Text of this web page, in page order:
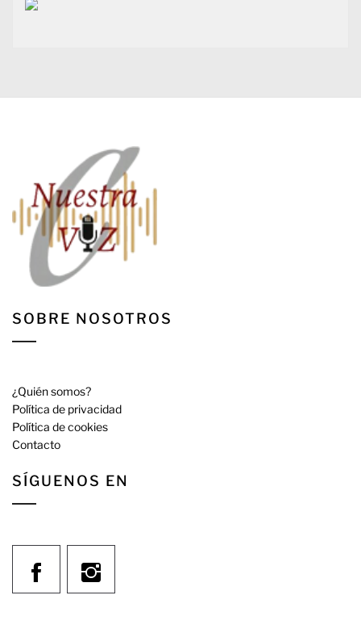
SOBRE NOSOTROS
¿Quién somos?
Política de privacidad
Política de cookies
Contacto
SÍGUENOS EN